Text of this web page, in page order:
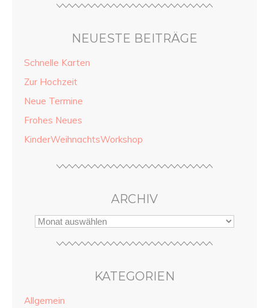
NEUESTE BEITRÄGE
Schnelle Karten
Zur Hochzeit
Neue Termine
Frohes Neues
KinderWeihnachtsWorkshop
ARCHIV
KATEGORIEN
Allgemein